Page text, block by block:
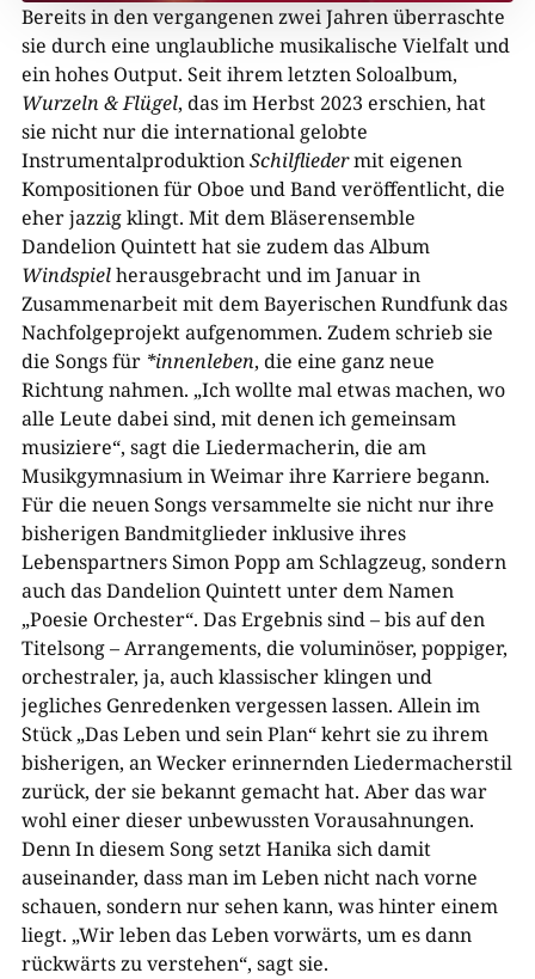
Bereits in den vergangenen zwei Jahren überraschte
sie durch eine unglaubliche musikalische Vielfalt und
ein hohes Output. Seit ihrem letzten Soloalbum,
Wurzeln & Flügel, das im Herbst 2023 erschien, hat
sie nicht nur die international gelobte
InstrumentalproduktionSchilfliedermit eigenen
Kompositionen für Oboe und Band veröffentlicht, die
eher jazzig klingt. Mit dem Bläserensemble
Dandelion Quintett hat sie zudem das Album
Windspielherausgebracht und im Januar in
Zusammenarbeit mit dem Bayerischen Rundfunk das
Nachfolgeprojekt aufgenommen. Zudem schrieb sie
die Songs für *innenleben, die eine ganz neue
Richtung nahmen. „Ich wollte mal etwas machen, wo
alle Leute dabei sind, mit denen ich gemeinsam
musiziere“, sagt die Liedermacherin, die am
Musikgymnasium in Weimar ihre Karriere begann.
Für die neuen Songs versammelte sie nicht nur ihre
bisherigen Bandmitglieder inklusive ihres
Lebenspartners Simon Popp am Schlagzeug, sondern
auch das Dandelion Quintett unter dem Namen
„Poesie Orchester“. Das Ergebnis sind – bis auf den
Titelsong – Arrangements, die voluminöser, poppiger,
orchestraler, ja, auch klassischer klingen und
jegliches Genredenken vergessen lassen. Allein im
Stück „Das Leben und sein Plan“ kehrt sie zu ihrem
bisherigen, an Wecker erinnernden Liedermacherstil
zurück, der sie bekannt gemacht hat. Aber das war
wohl einer dieser unbewussten Vorausahnungen.
Denn In diesem Song setzt Hanika sich damit
auseinander, dass man im Leben nicht nach vorne
schauen, sondern nur sehen kann, was hinter einem
liegt. „Wir leben das Leben vorwärts, um es dann
rückwärts zu verstehen“, sagt sie.